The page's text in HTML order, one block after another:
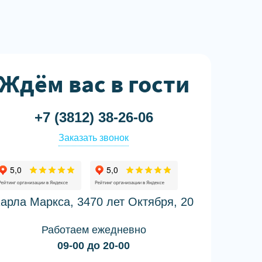
вас в гости
+7 (3812) 38-26-06
Заказать звонок
Маркса, 3470 лет Октября, 20
Работаем ежедневно
09-00 до 20-00